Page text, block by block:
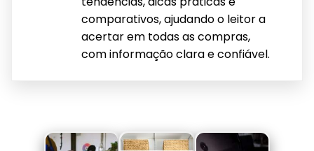
comparativos, ajudando o leitor a
acertar em todas as compras,
com informação clara e confiável.